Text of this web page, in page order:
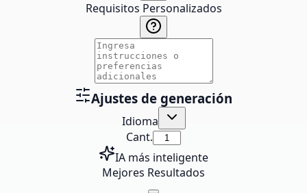
Requisitos Personalizados
Ajustes de generación
Idioma
Cant.
IA más inteligente
Mejores Resultados